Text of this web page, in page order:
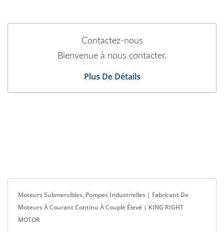
Contactez-nous
Bienvenue à nous contacter.
Plus De Détails
Moteurs Submersibles, Pompes Industrielles | Fabricant De
Moteurs À Courant Continu À Couple Élevé | KING RIGHT
MOTOR